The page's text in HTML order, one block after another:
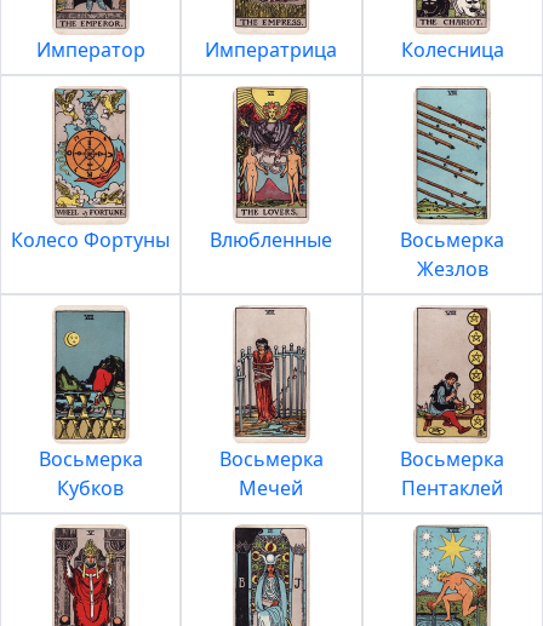
Император Императрица Колесница
Колесо Фортуны Влюбленные
Восьмерка
Жезлов
Восьмерка
Кубков
Восьмерка
Мечей
Восьмерка
Пентаклей